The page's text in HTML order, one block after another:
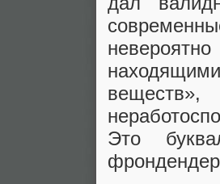
Это